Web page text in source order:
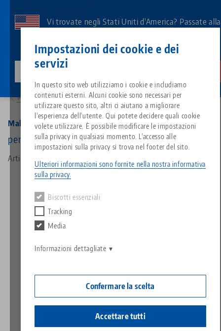
Impostazioni dei cookie e dei
servizi
In questo sito web utilizziamo i cookie e includiamo
contenuti esterni. Alcuni cookie sono necessari per
utilizzare questo sito, altri ci aiutano a migliorare
l'esperienza dell'utente. Qui potete decidere quali cookie
volete utilizzare. È possibile modificare le impostazioni
sulla privacy in qualsiasi momento. L'accesso alle
impostazioni sulla privacy si trova nel footer del sito.
Ulteriori informazioni sono fornite nella nostra informativa
sulla privacy.
Biscotti essenziali
Tracking
Media
Informazioni dettagliate
Confermare la scelta
Accettare tutti
contenuto
Vi trovate negli Stati Uniti d'America? Passate alla
specifici del Paese.
Tutto da un'unica fonte
Sistema di serraggio a punto
Sistemi di staffaggio
Gruppo di prodotti
Tipi di prodotto
Panoramica dei prodotti
Informazioni su LANG
Filosofia
Innovazioni
Download
FAQ
Richiesta catalogo
Blog
Notizie
Eventi
Prodotti abbinati
Siamo spiacenti. Non abbiamo trovato alcun risultato.
Vai alla pagina del prodotto
Servizi
Quicklinks
Search
Downloads
Contatto
Breadcrumb
Alla panoramica dei prodotti
Makro•Grip®, Perno di ricambio
per l'utensile di marcatura centrale
Articolo n. 41010-01